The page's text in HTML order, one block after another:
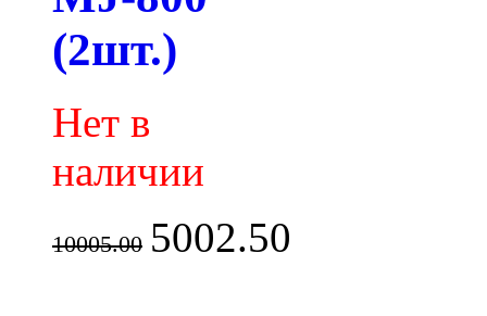
(2шт.)
Нет в
наличии
10005.00 5002.50